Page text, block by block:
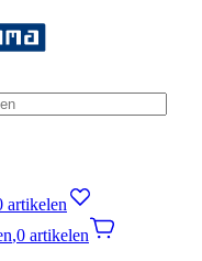
artikelen
,0 artikelen